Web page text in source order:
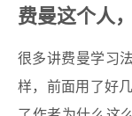
费曼这个人
很多讲费曼学习
样，前面用了好